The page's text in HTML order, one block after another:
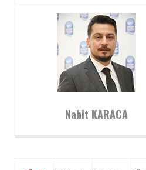
Nahit KARACA